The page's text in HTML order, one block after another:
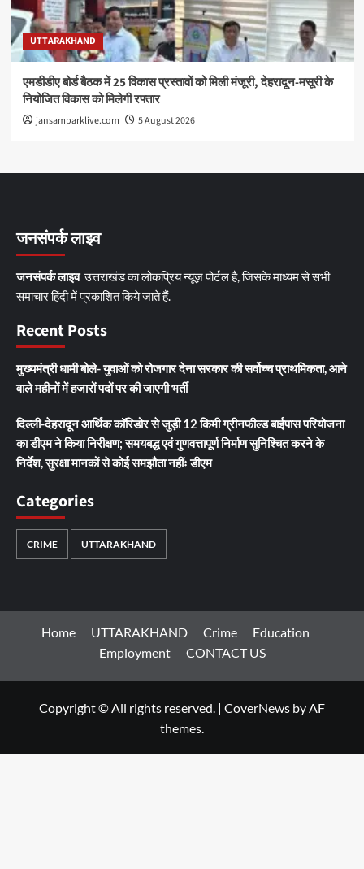
UTTARAKHAND
एमडीडीए बोर्ड बैठक में 25 विकास प्रस्तावों को मिली मंजूरी, देहरादून-मसूरी के
नियोजित विकास को मिलेगी रफ्तार
jansamparklive.com 5 August 2026
जनसंपर्क लाइव
जनसंपर्क लाइवउत्तराखंड का लोकप्रिय न्यूज़ पोर्टल है, जिसके माध्यम से सभी
समाचार हिंदी में प्रकाशित किये जाते हैं.
Recent Posts
मुख्यमंत्री धामी बोले- युवाओं को रोजगार देना सरकार की सर्वोच्च प्राथमिकता, आने
वाले महीनों में हजारों पदों पर की जाएगी भर्ती
दिल्ली-देहरादून आर्थिक कॉरिडोर से जुड़ी 12 किमी ग्रीनफील्ड बाईपास परियोजना
का डीएम ने किया निरीक्षण; समयबद्ध एवं गुणवत्तापूर्ण निर्माण सुनिश्चित करने के
निर्देश, सुरक्षा मानकों से कोई समझौता नहींः डीएम
Categories
CRIME UTTARAKHAND
Home UTTARAKHAND Crime
Education
Employment
CONTACT US
Copyright © All rights reserved. | CoverNews by AF
themes.